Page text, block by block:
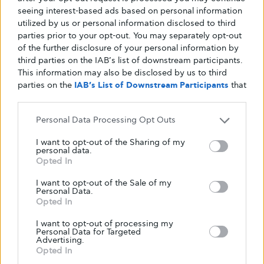
seeing interest-based ads based on personal information
utilized by us or personal information disclosed to third
parties prior to your opt-out. You may separately opt-out
of the further disclosure of your personal information by
third parties on the IAB’s list of downstream participants.
This information may also be disclosed by us to third
parties on the IAB’s List of Downstream Participants that
Personal Data Processing Opt Outs
I want to opt-out of the Sharing of my
personal data.
Opted In
I want to opt-out of the Sale of my
Personal Data.
Opted In
I want to opt-out of processing my
Personal Data for Targeted
Advertising.
Opted In
Για τη ζύμη:
300 γρ. αλεύρι βρώμης (νιφάδες βρώμης
αλεσμένες στο μπλέντερ)
50 γρ. σιμιγδάλι ψιλό
60 γρ. γλυκαντικό (στέβια/ερυθριτόλη)
1 κ.γ. κανέλα
½ κ.γ. μπέικιν πάουντερ & ½ κ.γ. σόδα
Για το “μέλωμα” (χωρίς πολύ σιρόπι):
Αντί να τα βουτήξουμε, φτιάχνουμε ένα
ελαφρύ μείγμα από: 2 κ.σ. σιρόπι
σφενδάμου (ή σιρόπι χωρίς ζάχαρη zero